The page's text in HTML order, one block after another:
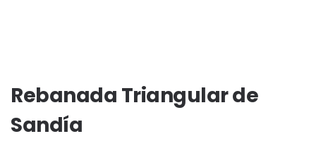
Rebanada Triangular de
Sandía